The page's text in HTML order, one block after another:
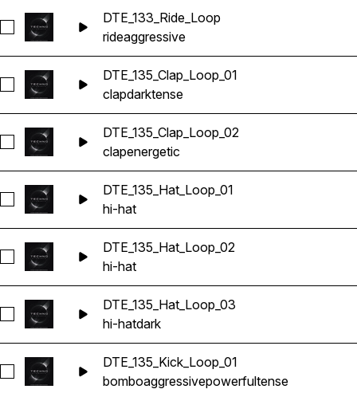
Seleccionar DTE_133_Ride_Loop
DTE_133_Ride_Loop
rideaggressive
Seleccionar DTE_135_Clap_Loop_01
DTE_135_Clap_Loop_01
clapdarktense
Seleccionar DTE_135_Clap_Loop_02
DTE_135_Clap_Loop_02
clapenergetic
Seleccionar DTE_135_Hat_Loop_01
DTE_135_Hat_Loop_01
hi-hat
Seleccionar DTE_135_Hat_Loop_02
DTE_135_Hat_Loop_02
hi-hat
Seleccionar DTE_135_Hat_Loop_03
DTE_135_Hat_Loop_03
hi-hatdark
Seleccionar DTE_135_Kick_Loop_01
DTE_135_Kick_Loop_01
bomboaggressivepowerfultense